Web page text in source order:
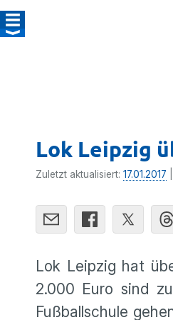
Lok Leipzig
Zuletzt aktualisiert: 17.01.2017
Lok Leipzig hat
2.000 Euro sind
Fußball­schule